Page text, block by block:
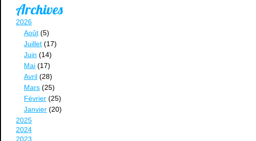
Archives
2026
Août (5)
Juillet (17)
Juin (14)
Mai (17)
Avril (28)
Mars (25)
Février (25)
Janvier (20)
2025
2024
2023